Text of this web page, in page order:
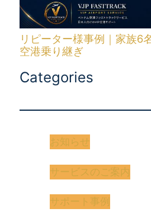
リピーター様事例｜家族6
空港乗り継ぎ
Categories
お知らせ
サービスのご案内
サポート事例